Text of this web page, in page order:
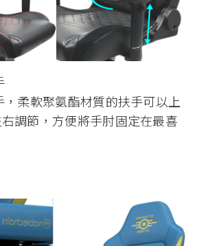
，柔軟聚氨酯材質的扶手可以上
調節，方便將手肘固定在最喜